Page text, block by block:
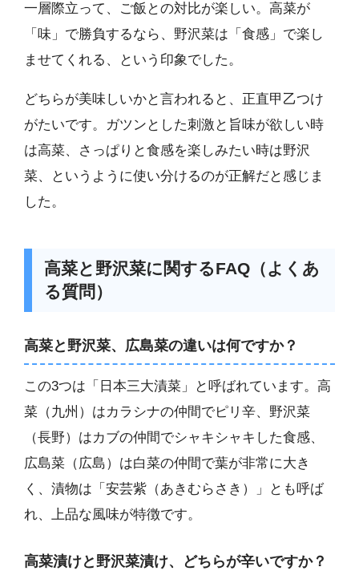
一層際立って、ご飯との対比が楽しい。高菜が
「味」で勝負するなら、野沢菜は「食感」で楽し
ませてくれる、という印象でした。
どちらが美味しいかと言われると、正直甲乙つけ
がたいです。ガツンとした刺激と旨味が欲しい時
は高菜、さっぱりと食感を楽しみたい時は野沢
菜、というように使い分けるのが正解だと感じま
した。
高菜と野沢菜に関するFAQ（よくあ
る質問）
高菜と野沢菜、広島菜の違いは何ですか？
この3つは「日本三大漬菜」と呼ばれています。高
菜（九州）はカラシナの仲間でピリ辛、野沢菜
（長野）はカブの仲間でシャキシャキした食感、
広島菜（広島）は白菜の仲間で葉が非常に大き
く、漬物は「安芸紫（あきむらさき）」とも呼ば
れ、上品な風味が特徴です。
高菜漬けと野沢菜漬け、どちらが辛いですか？